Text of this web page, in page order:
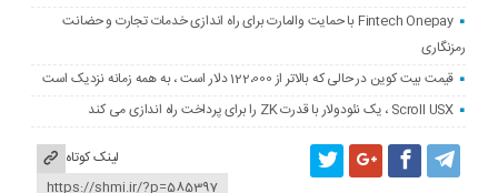
Fintech Onepay با حمایت والمارت برای راه اندازی خدمات تجارت و حضانت
رمزنگاری
قیمت بیت کوین در حالی که بالاتر از 122،000 دلار است ، به همه زمانه نزدیک است
Scroll USX ، یک نئودولار با قدرت ZK را برای پرداخت راه اندازی می کند
لینک کوتاه